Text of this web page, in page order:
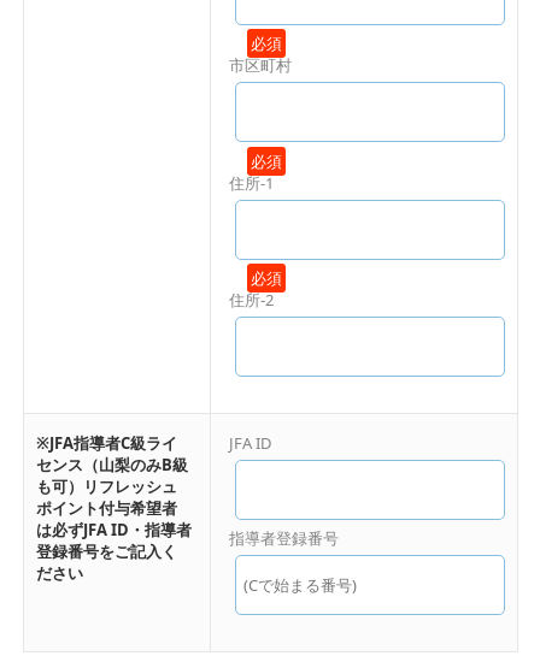
必須
市区町村
必須
住所-1
必須
住所-2
※JFA指導者C級ライ
センス（山梨のみB級
も可）リフレッシュ
ポイント付与希望者
は必ずJFA ID・指導者
登録番号をご記入く
ださい
JFA ID
指導者登録番号